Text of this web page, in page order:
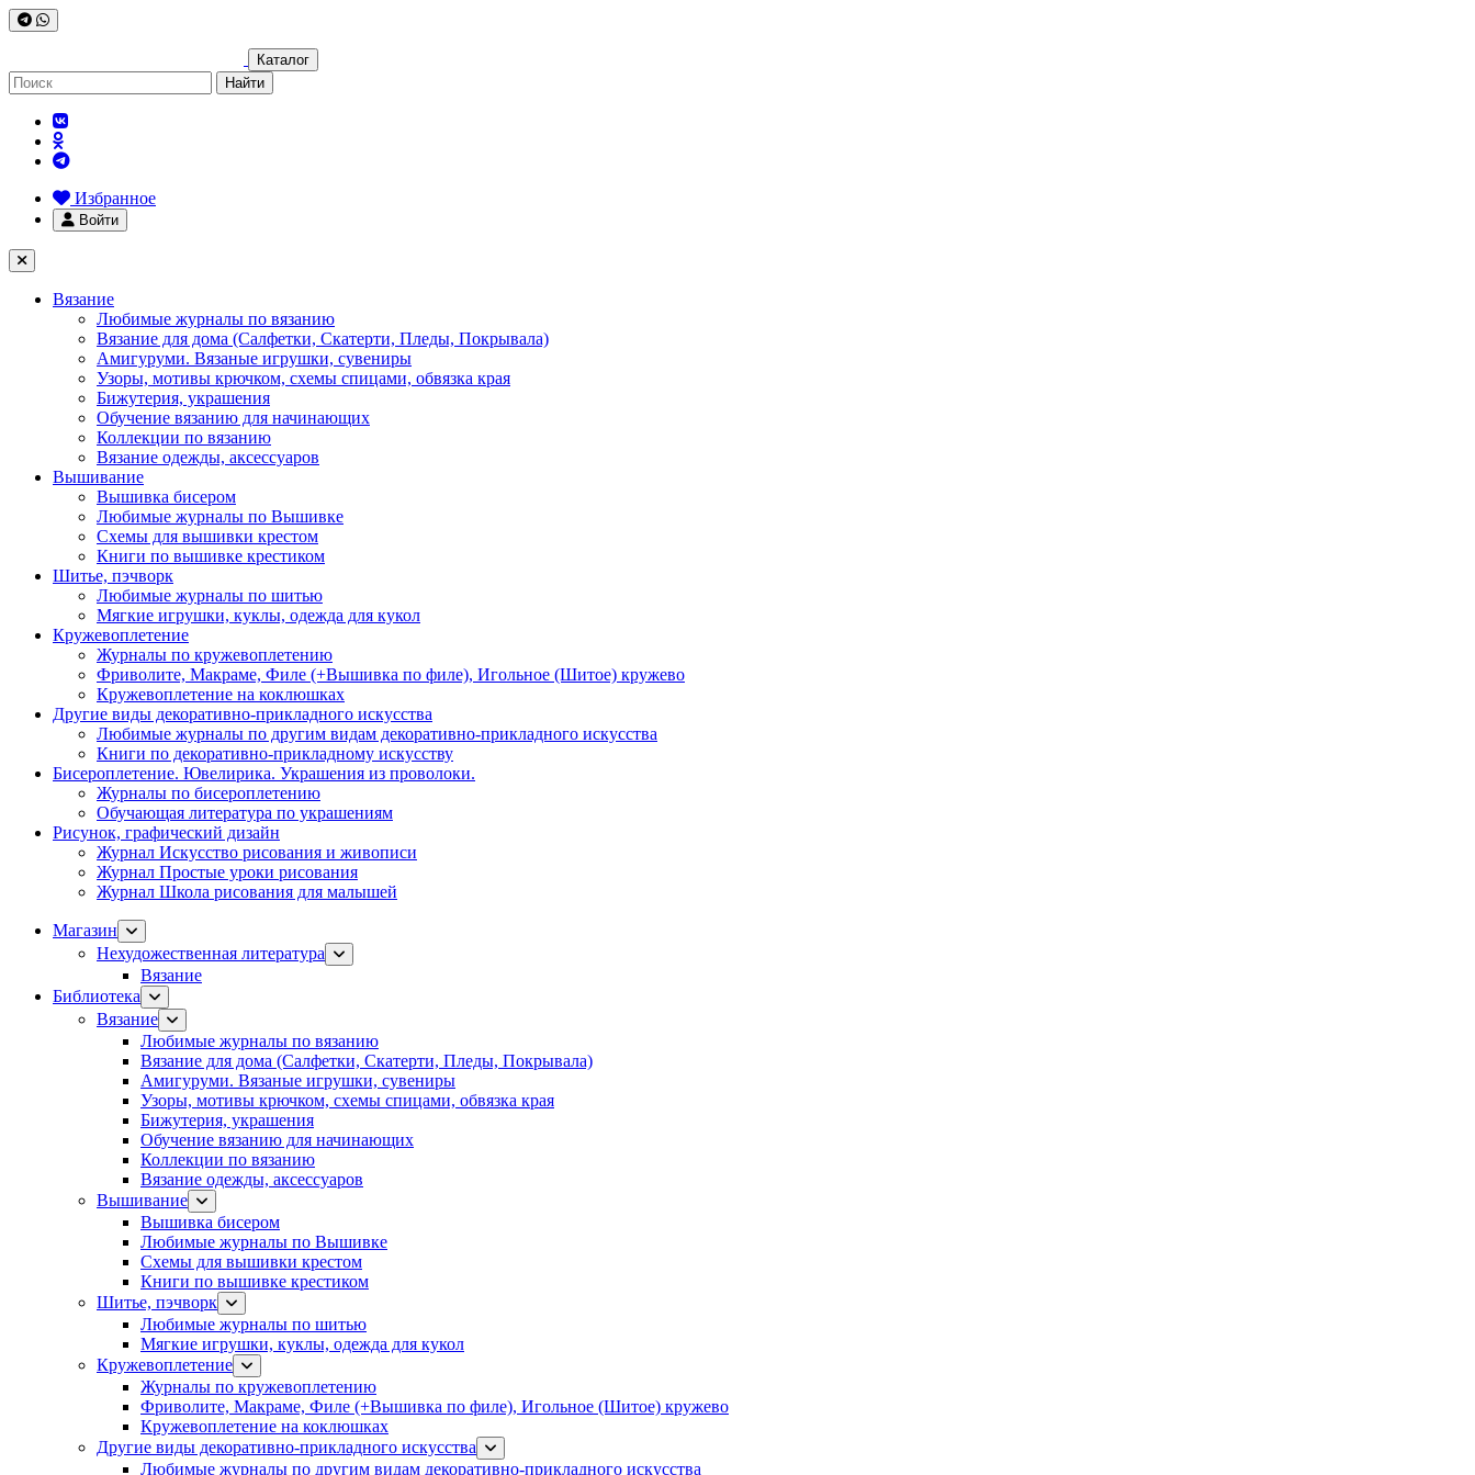
Каталог
Найти
Избранное
Войти
Вязание
Любимые журналы по вязанию
Вязание для дома (Салфетки, Скатерти, Пледы, Покрывала)
Амигуруми. Вязаные игрушки, сувениры
Узоры, мотивы крючком, схемы спицами, обвязка края
Бижутерия, украшения
Обучение вязанию для начинающих
Коллекции по вязанию
Вязание одежды, аксессуаров
Вышивание
Вышивка бисером
Любимые журналы по Вышивке
Схемы для вышивки крестом
Книги по вышивке крестиком
Шитье, пэчворк
Любимые журналы по шитью
Мягкие игрушки, куклы, одежда для кукол
Кружевоплетение
Журналы по кружевоплетению
Фриволите, Макраме, Филе (+Вышивка по филе), Игольное (Шитое) кружево
Кружевоплетение на коклюшках
Другие виды декоративно-прикладного искусства
Любимые журналы по другим видам декоративно-прикладного искусства
Книги по декоративно-прикладному искусству
Бисероплетение. Ювелирика. Украшения из проволоки.
Журналы по бисероплетению
Обучающая литература по украшениям
Рисунок, графический дизайн
Журнал Искусство рисования и живописи
Журнал Простые уроки рисования
Журнал Школа рисования для малышей
Магазин
Нехудожественная литература
Вязание
Библиотека
Вязание
Любимые журналы по вязанию
Вязание для дома (Салфетки, Скатерти, Пледы, Покрывала)
Амигуруми. Вязаные игрушки, сувениры
Узоры, мотивы крючком, схемы спицами, обвязка края
Бижутерия, украшения
Обучение вязанию для начинающих
Коллекции по вязанию
Вязание одежды, аксессуаров
Вышивание
Вышивка бисером
Любимые журналы по Вышивке
Схемы для вышивки крестом
Книги по вышивке крестиком
Шитье, пэчворк
Любимые журналы по шитью
Мягкие игрушки, куклы, одежда для кукол
Кружевоплетение
Журналы по кружевоплетению
Фриволите, Макраме, Филе (+Вышивка по филе), Игольное (Шитое) кружево
Кружевоплетение на коклюшках
Другие виды декоративно-прикладного искусства
Любимые журналы по другим видам декоративно-прикладного искусства